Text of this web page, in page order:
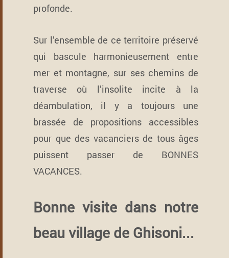
profonde.
Sur l’ensemble de ce territoire préservé
qui bascule harmonieusement entre
mer et montagne, sur ses chemins de
traverse où l’insolite incite à la
déambulation, il y a toujours une
brassée de propositions accessibles
pour que des vacanciers de tous âges
puissent passer de BONNES
VACANCES.
Bonne visite dans notre
beau village de Ghisoni...